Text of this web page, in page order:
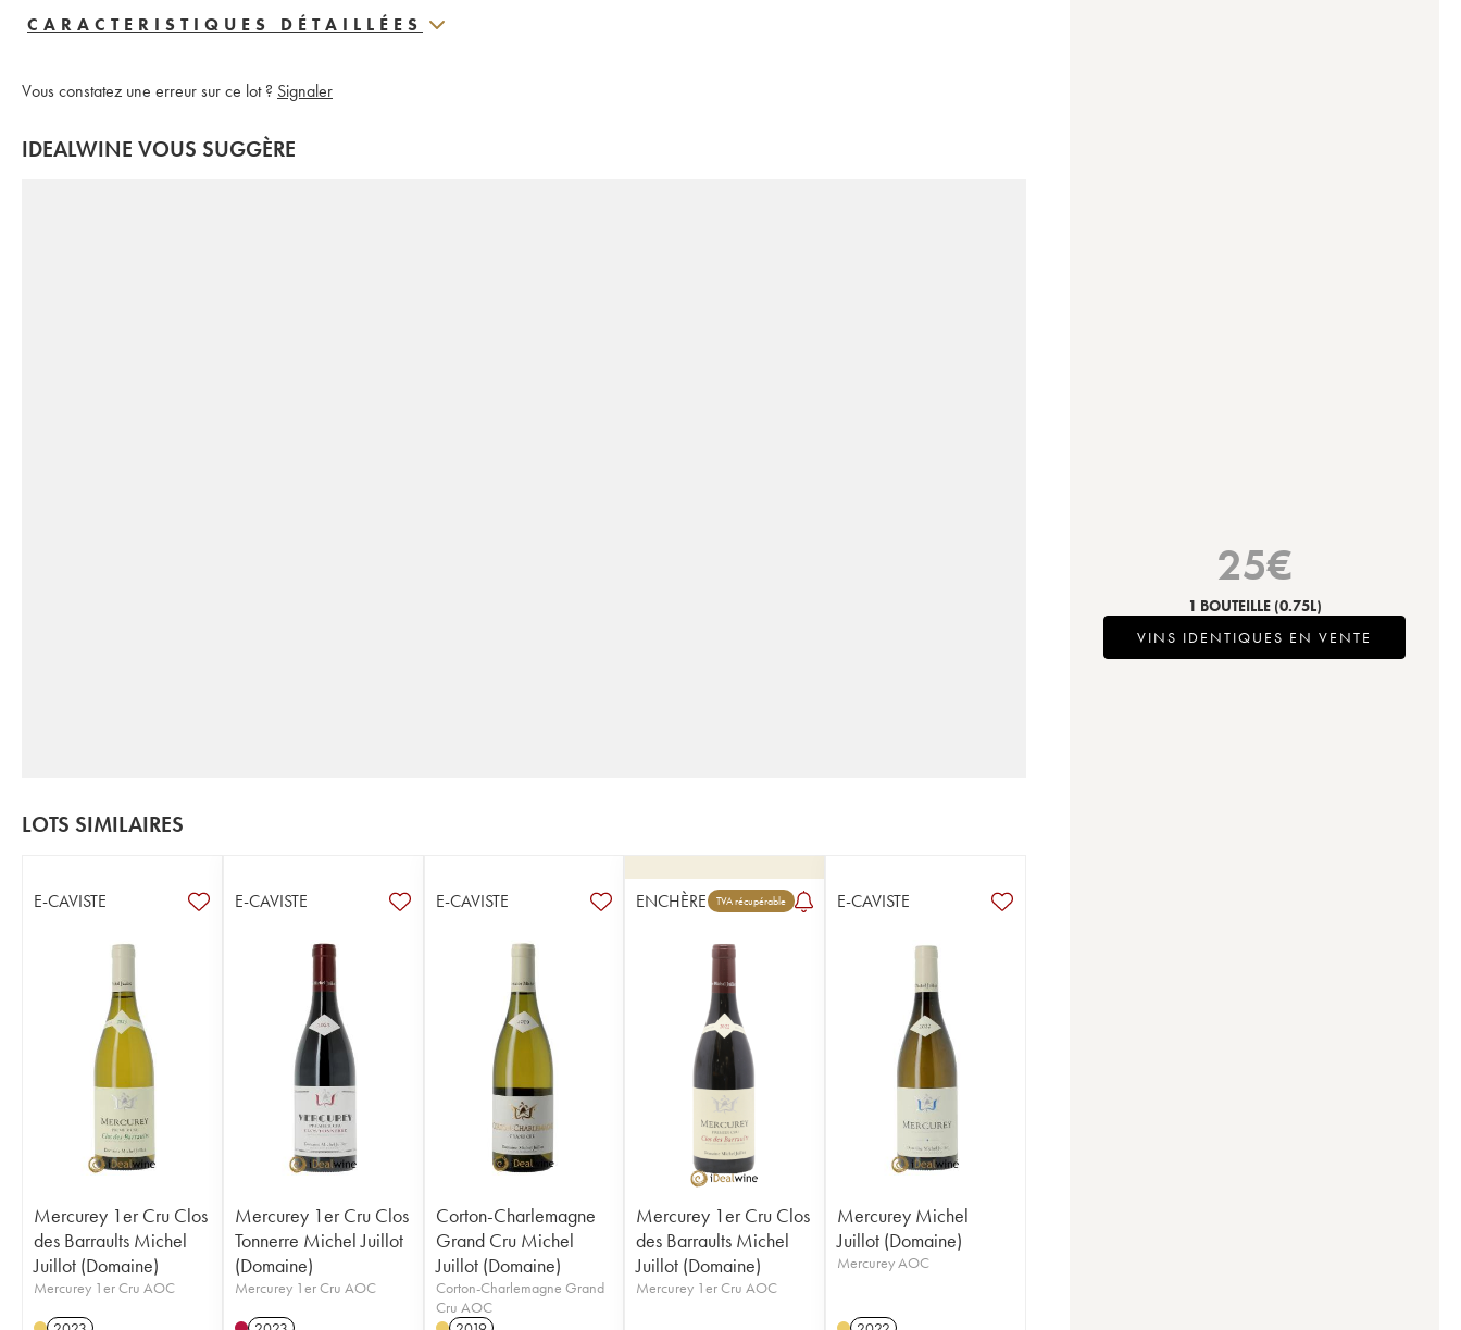
CARACTERISTIQUES DÉTAILLÉES
Vous constatez une erreur sur ce lot ? Signaler
IDEALWINE VOUS SUGGÈRE
LOTS SIMILAIRES
E-CAVISTE
Mercurey 1er Cru Clos
des Barraults Michel
Juillot (Domaine)
Mercurey 1er Cru AOC
E-CAVISTE
Mercurey 1er Cru Clos
Tonnerre Michel Juillot
(Domaine)
Mercurey 1er Cru AOC
E-CAVISTE
Corton-Charlemagne
Grand Cru Michel
Juillot (Domaine)
Corton-Charlemagne Grand
Cru AOC
ENCHÈRE TVA récupérable
Mercurey 1er Cru Clos
des Barraults Michel
Juillot (Domaine)
Mercurey 1er Cru AOC
E-CAVISTE
Mercurey Michel
Juillot (Domaine)
Mercurey AOC
25€
1 BOUTEILLE (0.75L)
VINS IDENTIQUES EN VENTE